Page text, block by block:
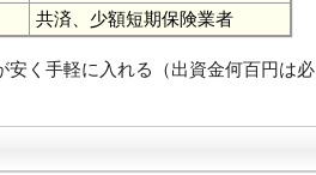
共済、少額短期保険業者
く手軽に入れる（出資金何百円は必